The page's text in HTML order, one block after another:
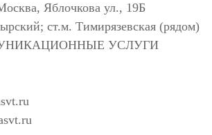
Яблочкова ул., 19Б
ст.м. Тимирязевская (рядом)
УСЛУГИ